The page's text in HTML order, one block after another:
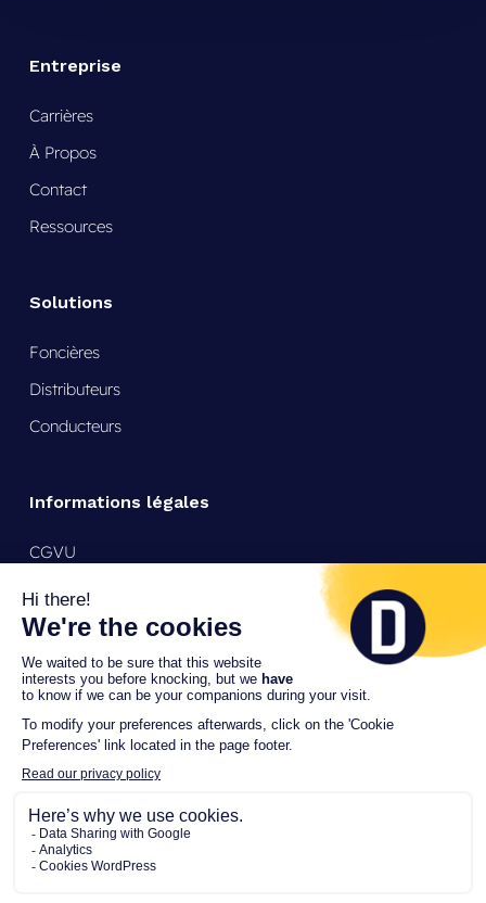
Entreprise
Carrières
À Propos
Contact
Ressources
Solutions
Foncières
Distributeurs
Conducteurs
Informations légales
CGVU
Mentions légales
Politique de confidentialité
Support
24/7
+33 9 72 56 26 80